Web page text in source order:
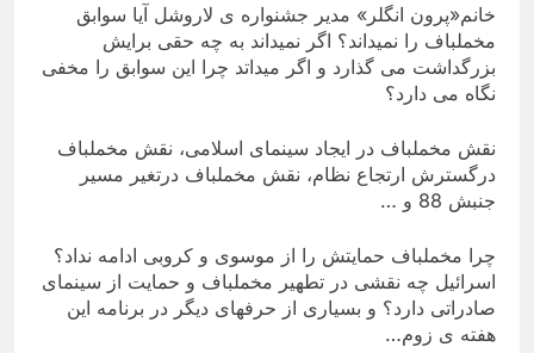
خانم«پرون انگلر» مدیر جشنواره ی لاروشل آیا سوابق
مخملباف را نمیداند؟ اگر نمیداند به چه حقی برایش
بزرگداشت می گذارد و اگر میداتد چرا این سوابق را مخفی
نگاه می دارد؟
نقش مخملباف در ایجاد سینمای اسلامی، نقش مخملباف
درگسترش ارتجاع نظام، نقش مخملباف درتغیر مسیر
جنبش 88 و …
چرا مخملباف حمایتش را از موسوی و کروبی ادامه نداد؟
اسرائیل چه نقشی در تطهیر مخملباف و حمایت از سینمای
صادراتی دارد؟ و بسیاری از حرفهای دیگر در برنامه این
هفته ی زوم…